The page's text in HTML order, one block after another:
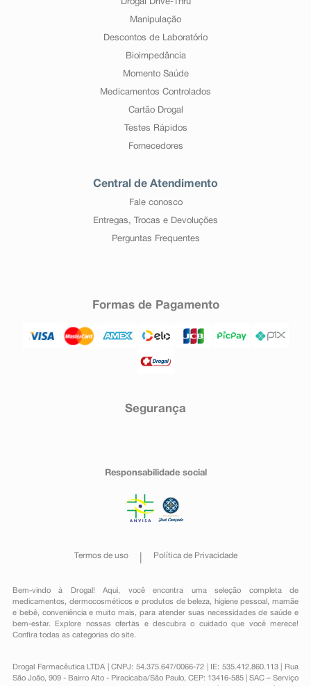
Drogal Drive-Thru
Manipulação
Descontos de Laboratório
Bioimpedância
Momento Saúde
Medicamentos Controlados
Cartão Drogal
Testes Rápidos
Fornecedores
Central de Atendimento
Fale conosco
Entregas, Trocas e Devoluções
Perguntas Frequentes
Formas de Pagamento
Segurança
Responsabilidade social
Termos de uso Política de Privacidade
Bem-vindo à Drogal! Aqui, você encontra uma seleção completa de
medicamentos , dermocosméticos e produtos de beleza, higiene pessoal ,mamãe
e bebê, conveniênciae muito mais, para atender suas necessidades de saúde e
bem-estar. Explore nossas ofertas e descubra o cuidado que você merece!
Confira todas as categorias do site.
Drogal Farmacêutica LTDA | CNPJ: 54.375.647/0066-72 | IE: 535.412.860.113 | Rua
São João, 909 - Bairro Alto - Piracicaba/São Paulo, CEP: 13416-585 | SAC – Serviço